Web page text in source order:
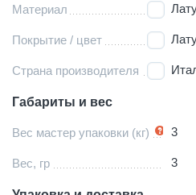
Материал
Покрытие / цвет
Страна производителя
Габариты и вес
Вес мастер упаковки (кг) 3
Вес, гр 3